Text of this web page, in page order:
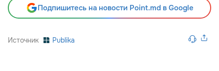
Подпишитесь на новости Point.md в Google
Источник Publika